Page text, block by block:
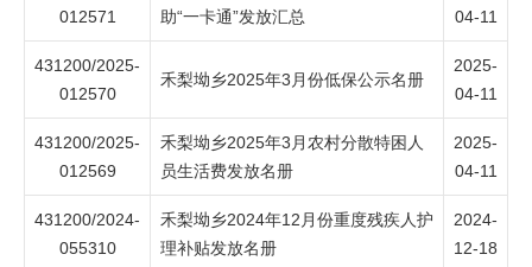
012571
助“一卡通”发放汇总
04-11
431200/2025-
012570
禾梨坳乡2025年3月份低保公示名册
2025-
04-11
431200/2025-
012569
禾梨坳乡2025年3月农村分散特困人
员生活费发放名册
2025-
04-11
431200/2024-
055310
禾梨坳乡2024年12月份重度残疾人护
理补贴发放名册
2024-
12-18